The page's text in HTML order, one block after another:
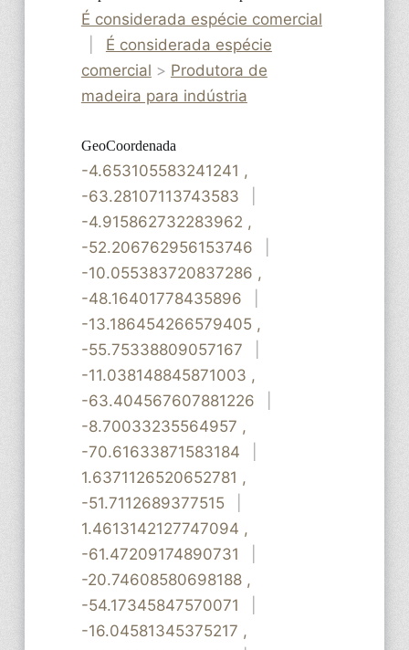
É considerada espécie comercial
É considerada espécie
comercial > Produtora de
madeira para indústria
GeoCoordenada
-4.653105583241241 ,
-63.28107113743583
-4.915862732283962 ,
-52.206762956153746
-10.055383720837286 ,
-48.16401778435896
-13.186454266579405 ,
-55.75338809057167
-11.038148845871003 ,
-63.404567607881226
-8.70033235564957 ,
-70.61633871583184
1.6371126520652781 ,
-51.7112689377515
1.4613142127747094 ,
-61.47209174890731
-20.74608580698188 ,
-54.17345847570071
-16.04581345375217 ,